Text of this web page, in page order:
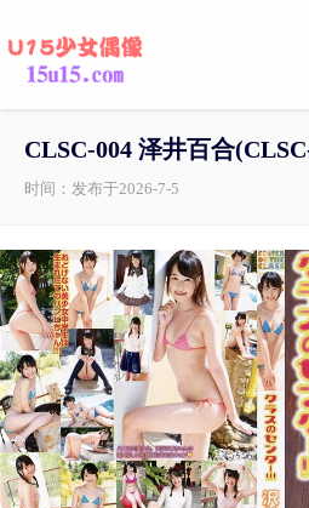
CLSC-004 泽井百合
时间：发布于2026-7-5